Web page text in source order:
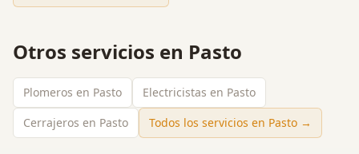
Otros servicios en Pasto
Plomeros en Pasto
Electricistas en Pasto
Cerrajeros en Pasto
Todos los servicios en Pasto →